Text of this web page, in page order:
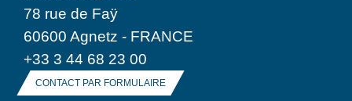
78 rue de Faÿ
60600 Agnetz - FRANCE
+33 3 44 68 23 00
CONTACT PAR FORMULAIRE